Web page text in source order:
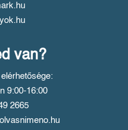
van?
9:00-16:00
2665